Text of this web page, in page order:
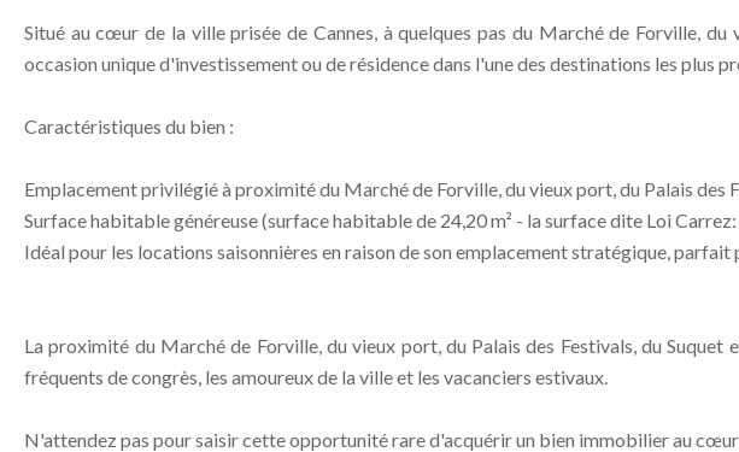
Situé au cœur de la ville prisée de Cannes, à quelques pas du Marché de Forville,
occasion unique d'investissement ou de résidence dans l'une des destinations les plus
Caractéristiques du bien :
Emplacement privilégié à proximité du Marché de Forville, du vieux port, du Palais des
Surface habitable généreuse (surface habitable de 24,20 m² - la surface dite Loi
Idéal pour les locations saisonnières en raison de son emplacement stratégique, parfait
La proximité du Marché de Forville, du vieux port, du Palais des Festivals, du
fréquents de congrès, les amoureux de la ville et les vacanciers estivaux.
N'attendez pas pour saisir cette opportunité rare d'acquérir un bien immobilier au